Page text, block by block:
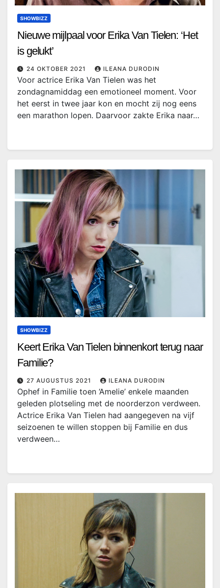
SHOWBIZZ
Nieuwe mijlpaal voor Erika Van Tielen: ‘Het
is gelukt’
24 OKTOBER 2021 ILEANA DURODIN
Voor actrice Erika Van Tielen was het
zondagnamiddag een emotioneel moment. Voor
het eerst in twee jaar kon en mocht zij nog eens
een marathon lopen. Daarvoor zakte Erika naar…
SHOWBIZZ
Keert Erika Van Tielen binnenkort terug naar
Familie?
27 AUGUSTUS 2021 ILEANA DURODIN
Ophef in Familie toen ‘Amelie’ enkele maanden
geleden plotseling met de noorderzon verdween.
Actrice Erika Van Tielen had aangegeven na vijf
seizoenen te willen stoppen bij Familie en dus
verdween…